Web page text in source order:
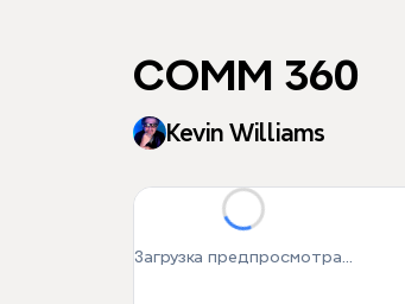
COMM 360
Kevin Williams
Загрузка предпросмотра...